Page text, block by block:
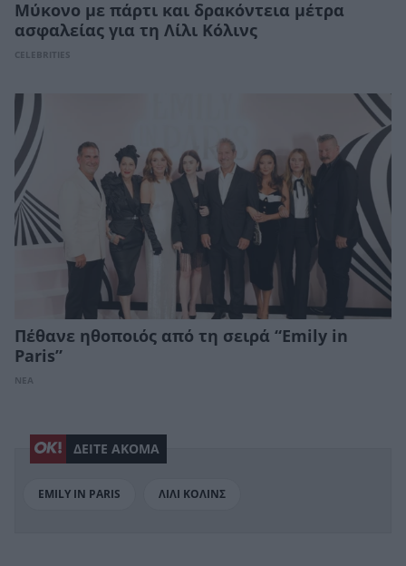
Μύκονο με πάρτι και δρακόντεια μέτρα
ασφαλείας για τη Λίλι Κόλινς
CELEBRITIES
Πέθανε ηθοποιός από τη σειρά “Emily in
Paris”
ΝΕΑ
ΔΕΙΤΕ ΑΚΟΜΑ
EMILY IN PARIS ΛΙΛΙ ΚΟΛΙΝΣ